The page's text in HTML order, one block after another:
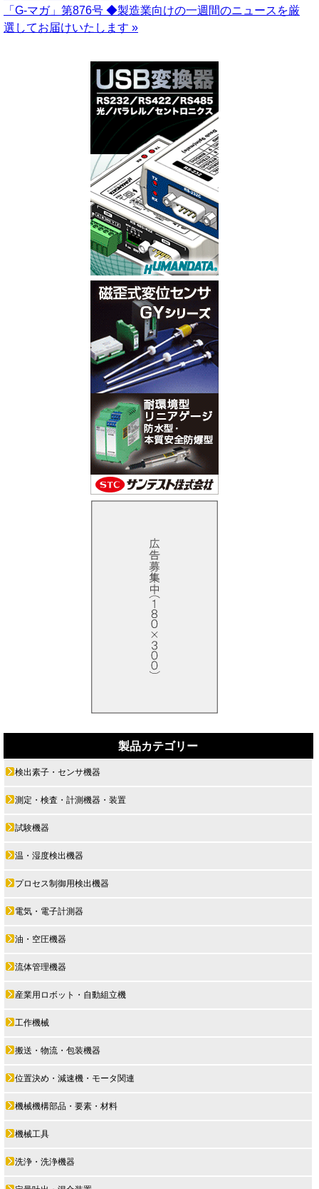
「G-マガ」第876号 ◆製造業向けの一週間のニュースを厳
選してお届けいたします »
製品カテゴリー
検出素子・センサ機器
測定・検査・計測機器・装置
試験機器
温・湿度検出機器
プロセス制御用検出機器
電気・電子計測器
油・空圧機器
流体管理機器
産業用ロボット・自動組立機
工作機械
搬送・物流・包装機器
位置決め・減速機・モータ関連
機械機構部品・要素・材料
機械工具
洗浄・洗浄機器